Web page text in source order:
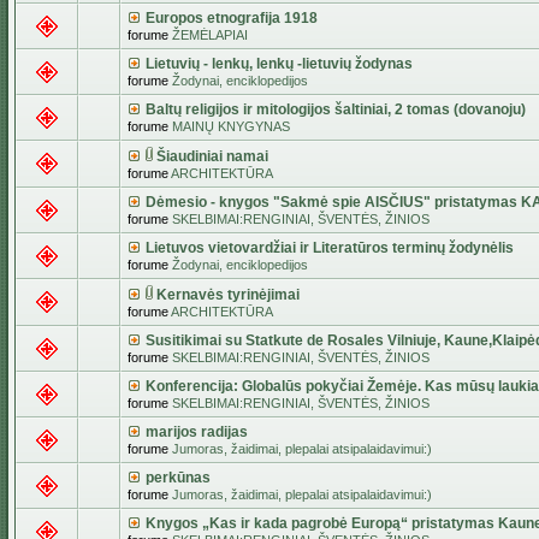
Europos etnografija 1918
forume ŽEMĖLAPIAI
Lietuvių - lenkų, lenkų -lietuvių žodynas
forume Žodynai, enciklopedijos
Baltų religijos ir mitologijos šaltiniai, 2 tomas (dovanoju)
forume MAINŲ KNYGYNAS
Šiaudiniai namai
forumeARCHITEKTŪRA
Dėmesio - knygos "Sakmė spie AISČIUS" pristatymas
forume SKELBIMAI:RENGINIAI, ŠVENTĖS, ŽINIOS
Lietuvos vietovardžiai ir Literatūros terminų žodynėlis
forume Žodynai, enciklopedijos
Kernavės tyrinėjimai
forumeARCHITEKTŪRA
Susitikimai su Statkute de Rosales Vilniuje,
forume SKELBIMAI:RENGINIAI, ŠVENTĖS, ŽINIOS
Konferencija: Globalūs pokyčiai Žemėje. Kas mūsų
forume SKELBIMAI:RENGINIAI, ŠVENTĖS, ŽINIOS
marijos radijas
forume Jumoras, žaidimai, plepalai atsipalaidavimui:)
perkūnas
forume Jumoras, žaidimai, plepalai atsipalaidavimui:)
Knygos „Kas ir kada pagrobė Europą“ pristatymas